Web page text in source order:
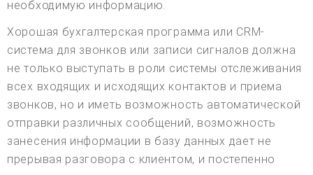
необходимую информацию.
Хорошая бухгалтерская программа или CRM-
система для звонков или записи сигналов должна
не только выступать в роли системы отслеживания
всех входящих и исходящих контактов и приема
звонков, но и иметь возможность автоматической
отправки различных сообщений, возможность
занесения информации в базу данных дает не
прерывая разговора с клиентом, и постепенно